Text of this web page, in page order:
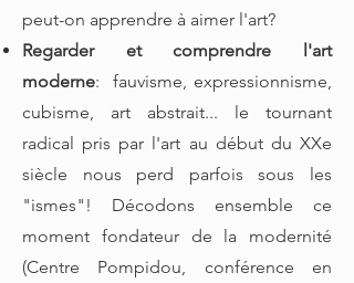
peut-on apprendre à aimer l'art?
Regarder et comprendre l'art
moderne: fauvisme, expressionnisme,
cubisme, art abstrait... le tournant
radical pris par l'art au début du XXe
siècle nous perd parfois sous les
"ismes"! Décodons ensemble ce
moment fondateur de la modernité
(Centre Pompidou, conférence en